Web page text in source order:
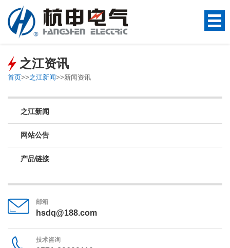
之江资讯
首页>>之江新闻>>新闻资讯
之江新闻
网站公告
产品链接
邮箱
hsdq@188.com
技术咨询